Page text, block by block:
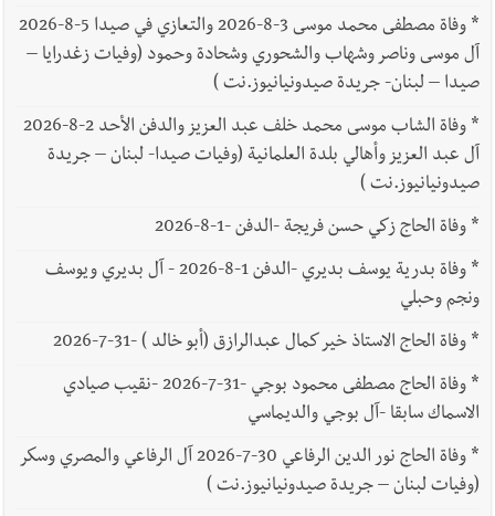
*
وفاة مصطفى محمد موسى 3-8-2026 والتعازي في صيدا 5-8-2026
آل موسى وناصر وشهاب والشحوري وشحادة وحمود (وفيات زغدرايا –
صيدا – لبنان- جريدة صيدونيانيوز.نت )
*
وفاة الشاب موسى محمد خلف عبد العزيز والدفن الأحد 2-8-2026
آل عبد العزيز وأهالي بلدة العلمانية (وفيات صيدا- لبنان – جريدة
صيدونيانيوز.نت )
*وفاة الحاج زكي حسن فريجة -الدفن -1-8-2026
*
وفاة بدرية يوسف بديري -الدفن 1-8-2026 - آل بديري ويوسف
ونجم وحبلي
*وفاة الحاج الاستاذ خير كمال عبدالرازق (أبو خالد ) -31-7-2026
*
وفاة الحاج مصطفى محمود بوجي -31-7-2026 -نقيب صيادي
الاسماك سابقا -آل بوجي والديماسي
*
وفاة الحاج نور الدين الرفاعي 30-7-2026 آل الرفاعي والمصري وسكر
(وفيات لبنان – جريدة صيدونيانيوز.نت )